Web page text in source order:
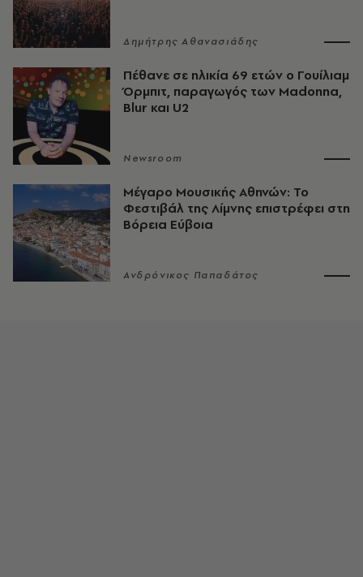
Δημήτρης Αθανασιάδης
Πέθανε σε ηλικία 69 ετών ο Γουίλιαμ
Όρμπιτ, παραγωγός των Madonna,
Blur και U2
Newsroom
Μέγαρο Μουσικής Αθηνών: Το
Φεστιβάλ της Λίμνης επιστρέφει στη
Βόρεια Εύβοια
Ανδρόνικος Παπαδάτος